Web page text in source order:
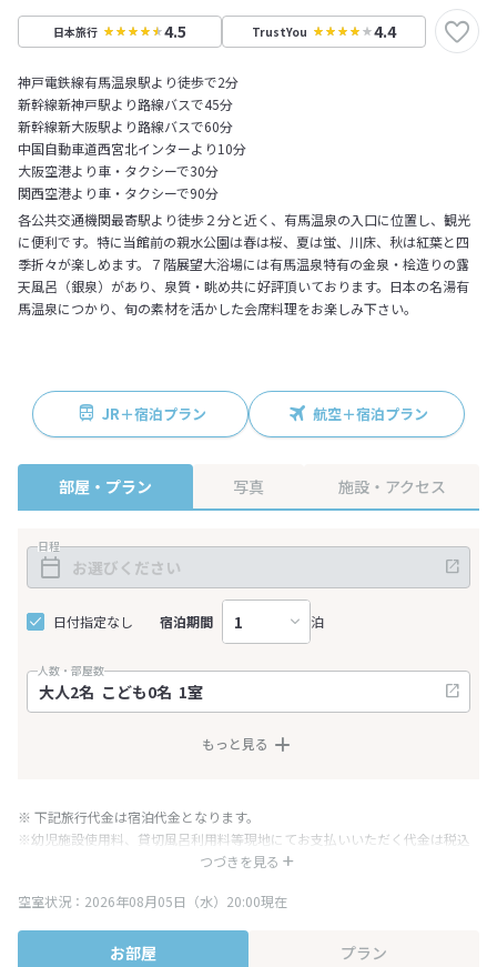
日本旅行 4.5 TrustYou 4.4
神戸電鉄線有馬温泉駅より徒歩で2分
新幹線新神戸駅より路線バスで45分
新幹線新大阪駅より路線バスで60分
中国自動車道西宮北インターより10分
大阪空港より車・タクシーで30分
関西空港より車・タクシーで90分
各公共交通機関最寄駅より徒歩２分と近く、有馬温泉の入口に位置し、観光
に便利です。特に当館前の親水公園は春は桜、夏は蛍、川床、秋は紅葉と四
季折々が楽しめます。７階展望大浴場には有馬温泉特有の金泉・桧造りの露
天風呂（銀泉）があり、泉質・眺め共に好評頂いております。日本の名湯有
馬温泉につかり、旬の素材を活かした会席料理をお楽しみ下さい。
JR＋宿泊プラン 航空＋宿泊プラン
部屋・プラン 写真 施設・アクセス
日程
日付指定なし 宿泊期間 泊
人数・部屋数
もっと見る
つづきを見る
※ 下記旅行代金は宿泊代金となります。
※幼児施設使用料、貸切風呂利用料等現地にてお支払いいただく代金は税込
み表記となりますが、消費税増税に伴い代金が一部変更となる場合がござい
※表示されている旅行代金・プラン内容は一定時間ごとに更新されます。最
終確認画面でご確認ください。
空室状況：2026年08月05日（水）20:00現在
お部屋 プラン